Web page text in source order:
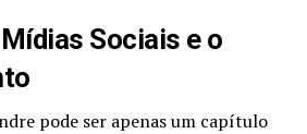
Sociais e o
pode ser apenas um capítulo